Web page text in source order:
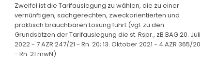
Zweifel ist die Tarifauslegung zu wählen, die zu einer
vernünftigen, sachgerechten, zweckorientierten und
praktisch brauchbaren Lösung führt (vgl. zu den
Grundsätzen der Tarifauslegung die st. Rspr., zB BAG 20. Juli
2022 - 7 AZR 247/21 - Rn. 20; 13. Oktober 2021 - 4 AZR 365/20
- Rn. 21 mwN).